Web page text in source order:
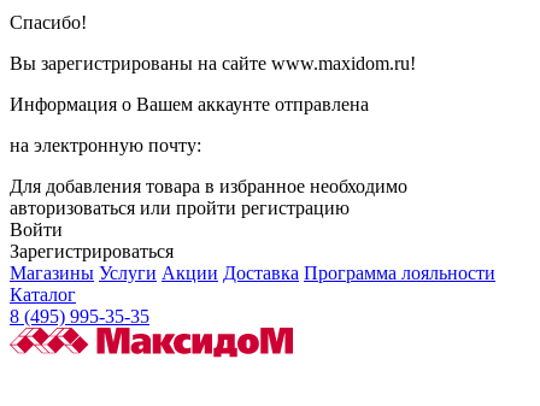
Спасибо!
Вы зарегистрированы на сайте www.maxidom.ru!
Информация о Вашем аккаунте отправлена
на электронную почту:
Для добавления товара в избранное необходимо
авторизоваться или пройти регистрацию
Войти
Зарегистрироваться
Магазины Услуги Акции Доставка Программа лояльности
Каталог
8 (495) 995-35-35